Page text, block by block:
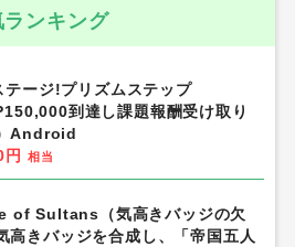
ランキング
テージ!プリズムステップ
到達し課題報酬受け取り
Android
相当
of Sultans（気高きバッジの欠
高きバッジを合成し、「帝国五人